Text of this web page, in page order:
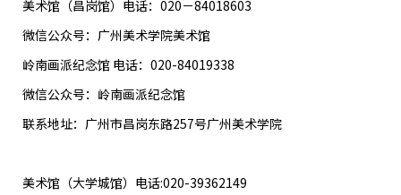
美术馆（昌岗馆）电话：020－84018603
微信公众号：广州美术学院美术馆
岭南画派纪念馆 电话：020-84019338
微信公众号：岭南画派纪念馆
联系地址：广州市昌岗东路257号广州美术学院
美术馆（大学城馆）电话:020-39362149